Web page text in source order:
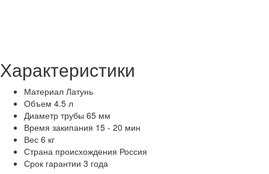
Характеристики
Материал Латунь
Объем 4.5 л
Диаметр трубы 65 мм
Время закипания 15 - 20 мин
Вес 6 кг
Страна происхождения Россия
Срок гарантии 3 года